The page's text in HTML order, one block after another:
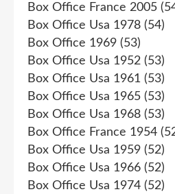
Box Office France 2005
Box Office Usa 1978 (54)
Box Office 1969 (53)
Box Office Usa 1952 (53)
Box Office Usa 1961 (53)
Box Office Usa 1965 (53)
Box Office Usa 1968 (53)
Box Office France 1954
Box Office Usa 1959 (52)
Box Office Usa 1966 (52)
Box Office Usa 1974 (52)